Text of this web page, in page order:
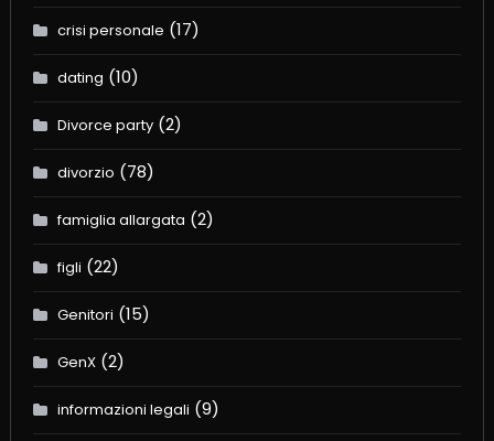
crisi personale (17)
dating (10)
Divorce party(2)
divorzio (78)
famiglia allargata (2)
figli (22)
Genitori (15)
GenX(2)
informazioni legali (9)